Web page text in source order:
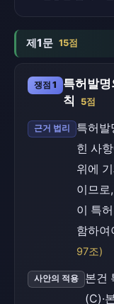
제1문 15점
쟁점 1
특허발
칙
5점
근거 법리
특허발
힌 사
위에
이므로
이 특
함하여
97조)
사안의 적용
본건
(C)·